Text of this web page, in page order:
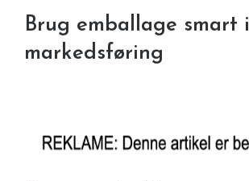
Brug emballage smart
markedsføring